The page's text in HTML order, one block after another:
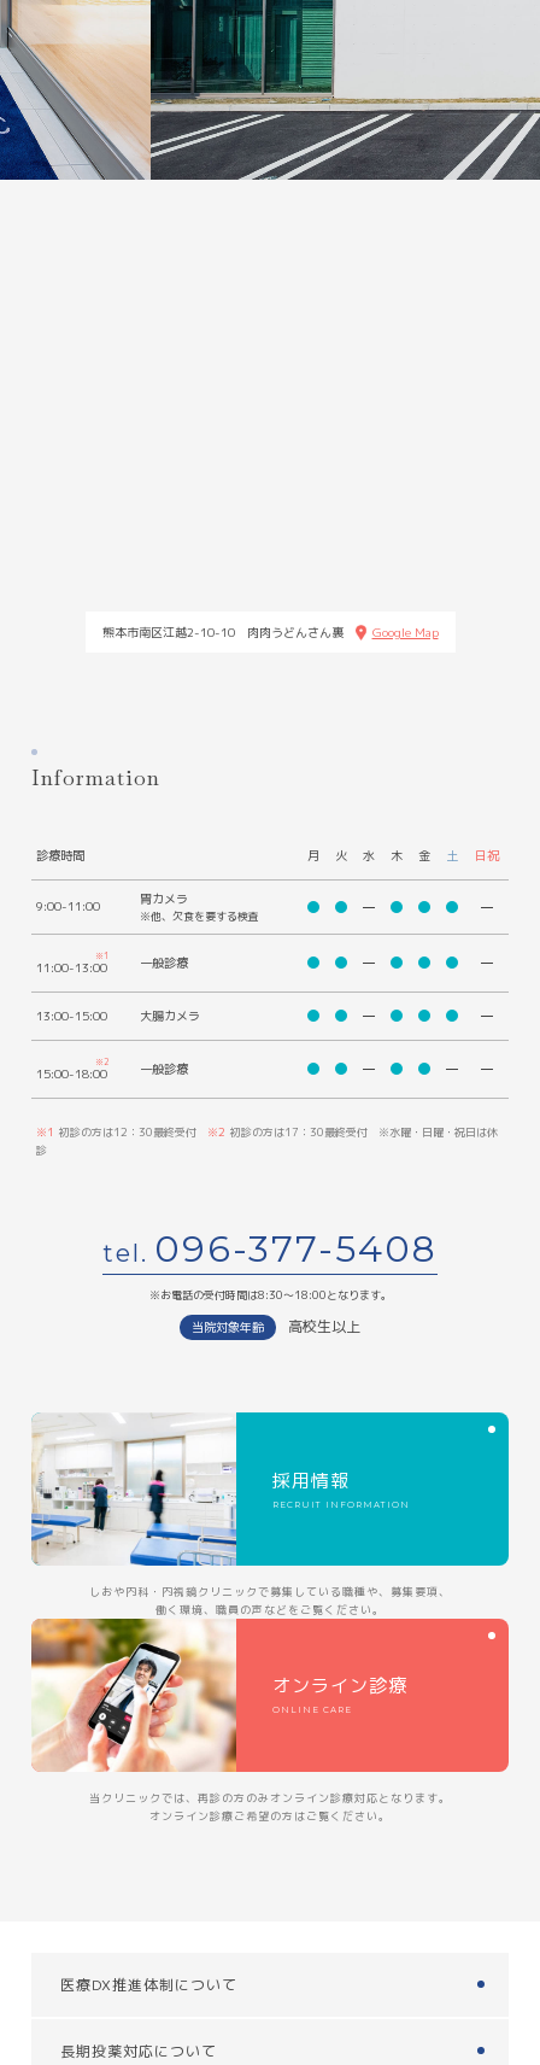
Information
診療時間 月 火 水 木 金 土 日祝
9:00-11:00 胃カメラ
※他、欠食を要する検査
11:00-13:00
※1 一般診療
13:00-15:00 大腸カメラ
15:00-18:00
※2 一般診療
※1 初診の方は12：30最終受付 ※2 初診の方は17：30最終受付 ※水曜・日曜・祝日は休
診
tel. 096-377-5408
※お電話の受付時間は8:30〜18:00となります。
当院対象年齢 高校生以上
熊本市南区江越2-10-10 肉肉うどんさん裏 Google Map
採用情報
RECRUIT INFORMATION
しおや内科・内視鏡クリニックで募集している職種や、募集要項、
働く環境、職員の声などをご覧ください。
オンライン診療
ONLINE CARE
当クリニックでは、再診の方のみオンライン診療対応となります。
オンライン診療ご希望の方はご覧ください。
医療DX推進体制について
長期投薬対応について